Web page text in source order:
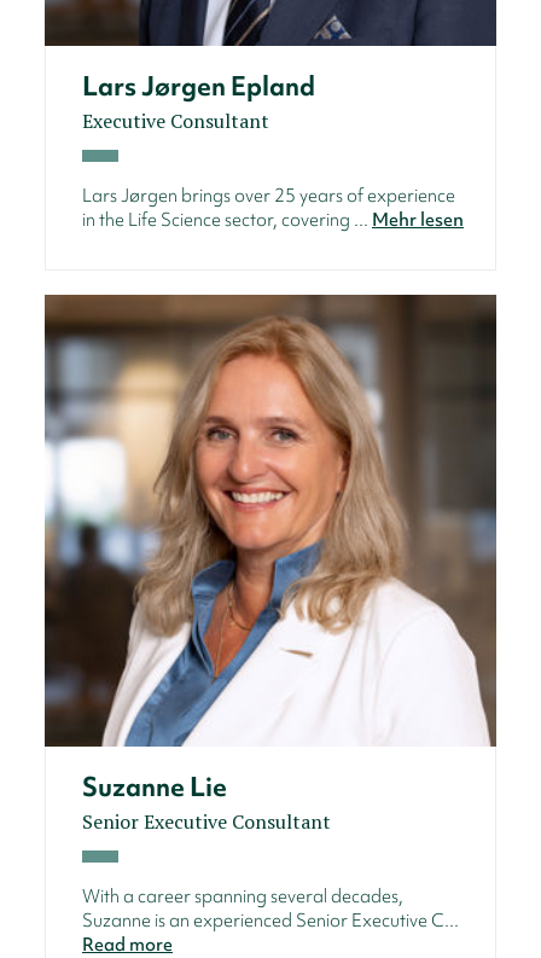
Lars Jørgen Epland
Executive Consultant
Lars Jørgen brings over 25 years of experience
in the Life Science sector, covering ... Mehr lesen
Suzanne Lie
Senior Executive Consultant
With a career spanning several decades,
Suzanne is an experienced Senior Executive C...
Read more